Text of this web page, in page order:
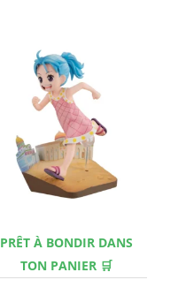
PRÊT À BONDIR DANS
TON PANIER 🛒